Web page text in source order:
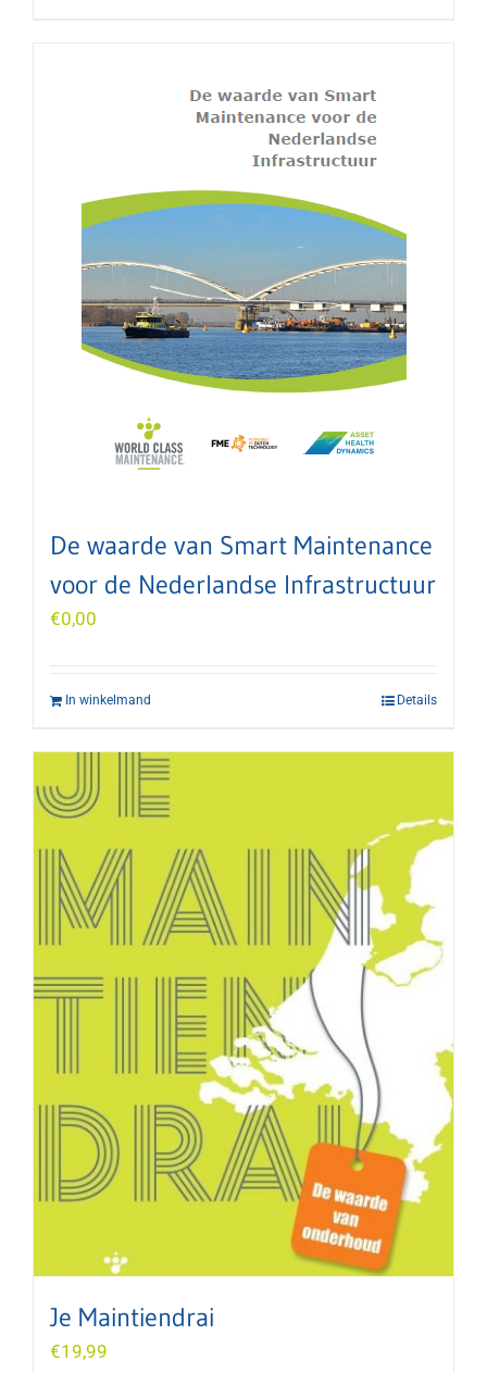
De waarde van Smart Maintenance
voor de Nederlandse Infrastructuur
€0,00
In winkelmand Details
Je Maintiendrai
€19,99